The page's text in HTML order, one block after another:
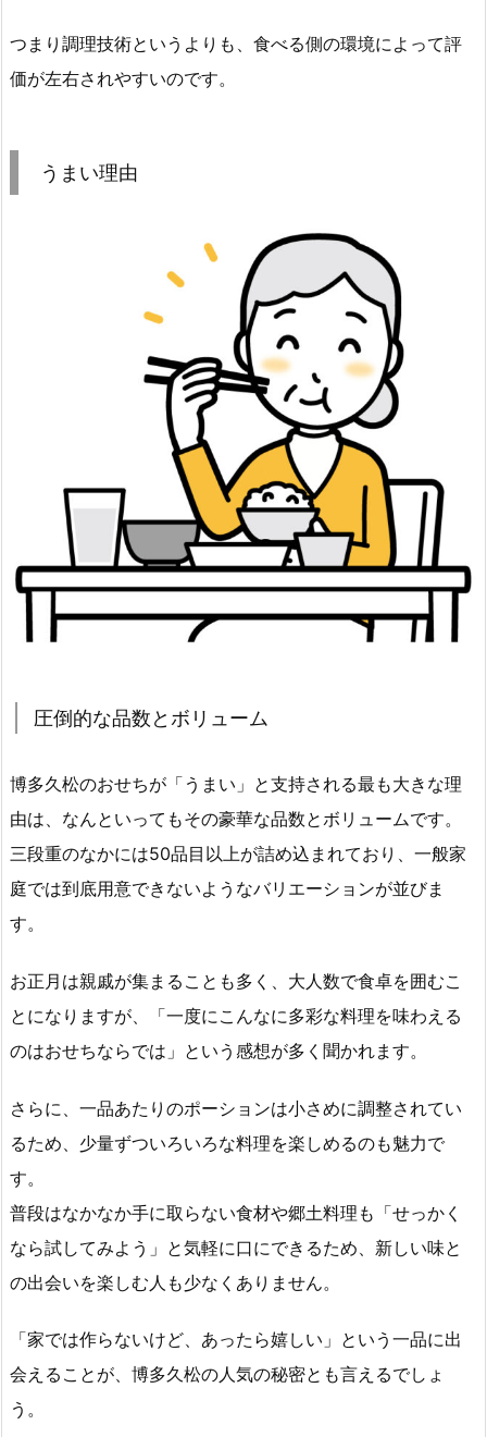
つまり調理技術というよりも、食べる側の環境によって評
価が左右されやすいのです。
うまい理由
圧倒的な品数とボリューム
博多久松のおせちが「うまい」と支持される最も大きな理
由は、なんといってもその豪華な品数とボリュームです。
三段重のなかには50品目以上が詰め込まれており、一般家
庭では到底用意できないようなバリエーションが並びま
す。
お正月は親戚が集まることも多く、大人数で食卓を囲むこ
とになりますが、「一度にこんなに多彩な料理を味わえる
のはおせちならでは」という感想が多く聞かれます。
さらに、一品あたりのポーションは小さめに調整されてい
るため、少量ずついろいろな料理を楽しめるのも魅力で
す。
普段はなかなか手に取らない食材や郷土料理も「せっかく
なら試してみよう」と気軽に口にできるため、新しい味と
の出会いを楽しむ人も少なくありません。
「家では作らないけど、あったら嬉しい」という一品に出
会えることが、博多久松の人気の秘密とも言えるでしょ
う。